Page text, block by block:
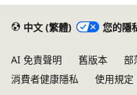
中文 (繁體) 您的隱
AI 免責聲明 舊版本 部
消費者健康隱私
使用規定